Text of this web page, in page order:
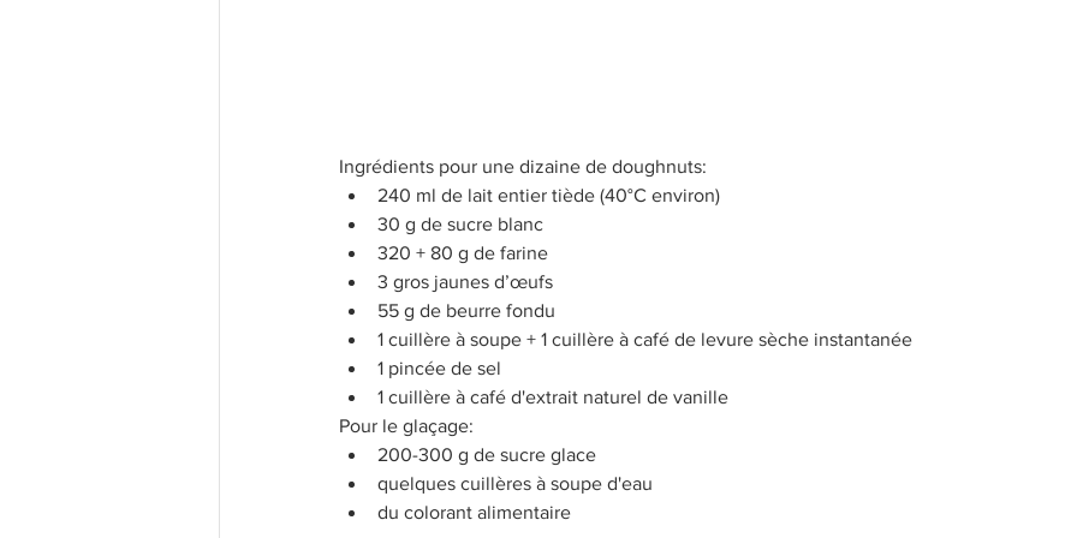
Recettes Populaires Confinement Pain et Brioches
Ingrédients pour une dizaine de doughnuts:
240 ml de lait entier tiède (40°C environ)
30 g de sucre blanc
320 + 80 g de farine
3 gros jaunes d’œufs
55 g de beurre fondu
1 cuillère à soupe + 1 cuillère à café de levure sèche instantanée
1 pincée de sel
1 cuillère à café d'extrait naturel de vanille
Pour le glaçage:
200-300 g de sucre glace
quelques cuillères à soupe d'eau
du colorant alimentaire